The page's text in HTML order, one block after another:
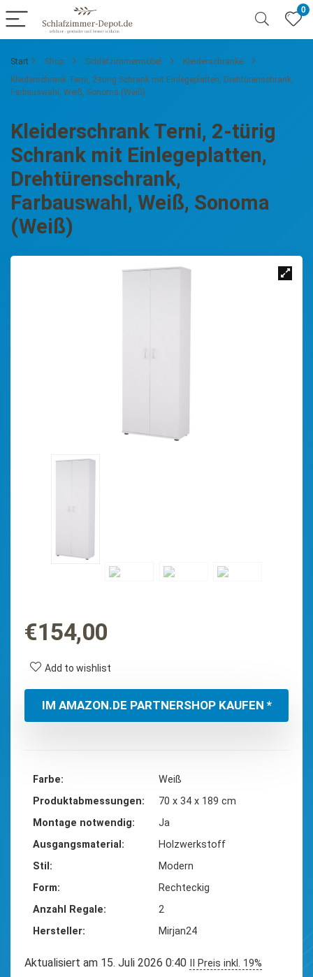
0
Start Shop Schlafzimmermöbel
Kleiderschränke
Kleiderschrank Terni, 2-türig Schrank mit Einlegeplatten, Drehtürenschrank,
Farbauswahl, Weiß, Sonoma (Weiß)
Kleiderschrank Terni, 2-türig
Schrank mit Einlegeplatten,
Drehtürenschrank,
Farbauswahl, Weiß, Sonoma
(Weiß)
€154,00
Add to wishlist
IM AMAZON.DE PARTNERSHOP KAUFEN *
Farbe
‎Weiß
Produktabmessungen
‎70 x 34 x 189 cm
Montage notwendig
‎Ja
Ausgangsmaterial
‎Holzwerkstoff
Stil
‎Modern
Form
‎Rechteckig
Anzahl Regale
‎2
Hersteller
‎Mirjan24
Aktualisiert am 15. Juli 2026 0:40
II Preis inkl. 19%